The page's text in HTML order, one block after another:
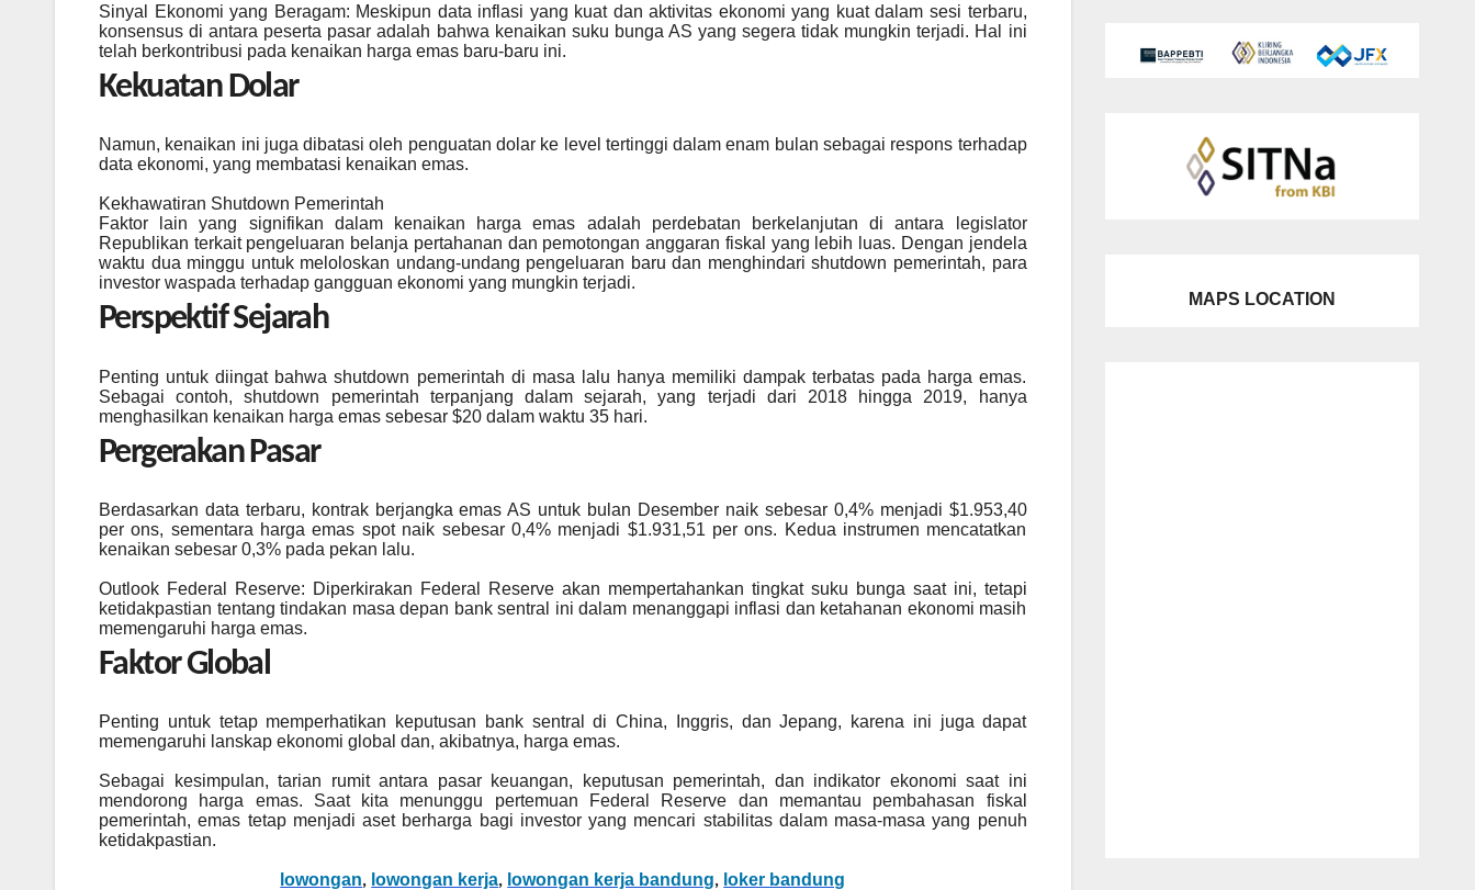
Sinyal Ekonomi yang Beragam: Meskipun data inflasi yang kuat dan aktivitas ekonomi yang kuat dalam sesi terbaru,
konsensus di antara peserta pasar adalah bahwa kenaikan suku bunga AS yang segera tidak mungkin terjadi. Hal ini
telah berkontribusi pada kenaikan harga emas baru-baru ini.
Kekuatan Dolar
Namun, kenaikan ini juga dibatasi oleh penguatan dolar ke level tertinggi dalam enam bulan sebagai respons terhadap
data ekonomi, yang membatasi kenaikan emas.
Kekhawatiran Shutdown Pemerintah
Faktor lain yang signifikan dalam kenaikan harga emas adalah perdebatan berkelanjutan di antara legislator
Republikan terkait pengeluaran belanja pertahanan dan pemotongan anggaran fiskal yang lebih luas. Dengan jendela
waktu dua minggu untuk meloloskan undang-undang pengeluaran baru dan menghindari shutdown pemerintah, para
investor waspada terhadap gangguan ekonomi yang mungkin terjadi.
Perspektif Sejarah
Penting untuk diingat bahwa shutdown pemerintah di masa lalu hanya memiliki dampak terbatas pada harga emas.
Sebagai contoh, shutdown pemerintah terpanjang dalam sejarah, yang terjadi dari 2018 hingga 2019, hanya
menghasilkan kenaikan harga emas sebesar $20 dalam waktu 35 hari.
Pergerakan Pasar
Berdasarkan data terbaru, kontrak berjangka emas AS untuk bulan Desember naik sebesar 0,4% menjadi $1.953,40
per ons, sementara harga emas spot naik sebesar 0,4% menjadi $1.931,51 per ons. Kedua instrumen mencatatkan
kenaikan sebesar 0,3% pada pekan lalu.
Outlook Federal Reserve: Diperkirakan Federal Reserve akan mempertahankan tingkat suku bunga saat ini, tetapi
ketidakpastian tentang tindakan masa depan bank sentral ini dalam menanggapi inflasi dan ketahanan ekonomi masih
memengaruhi harga emas.
Faktor Global
Penting untuk tetap memperhatikan keputusan bank sentral di China, Inggris, dan Jepang, karena ini juga dapat
memengaruhi lanskap ekonomi global dan, akibatnya, harga emas.
Sebagai kesimpulan, tarian rumit antara pasar keuangan, keputusan pemerintah, dan indikator ekonomi saat ini
mendorong harga emas. Saat kita menunggu pertemuan Federal Reserve dan memantau pembahasan fiskal
pemerintah, emas tetap menjadi aset berharga bagi investor yang mencari stabilitas dalam masa-masa yang penuh
ketidakpastian.
lowongan, lowongan kerja, lowongan kerja bandung, loker bandung
MAPS LOCATION